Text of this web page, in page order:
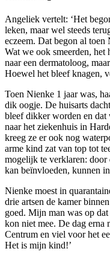
Angeliek vertelt: ‘Het
leken, maar wel steeds
eczeem. Dat begon al
Wat we ook smeerden, het
naar een dermatoloog,
Hoewel het bleef knagen,
Toen Nienke 1 jaar was,
dik oogje. De huisarts
bleef dikker worden en dat
naar het ziekenhuis in
kreeg ze er ook nog
arme kind zat van top tot
mogelijk te verklaren: door
kan beïnvloeden, kunnen
Nienke moest in
drie artsen de kamer
goed. Mijn man was op
kon niet mee. De dag erna
Centrum en viel voor het
Het is mijn kind!’